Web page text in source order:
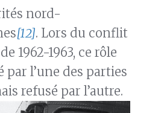
nord-
[12]. Lors du conflit
1962-1963, ce rôle
par l’une des parties
refusé par l’autre.